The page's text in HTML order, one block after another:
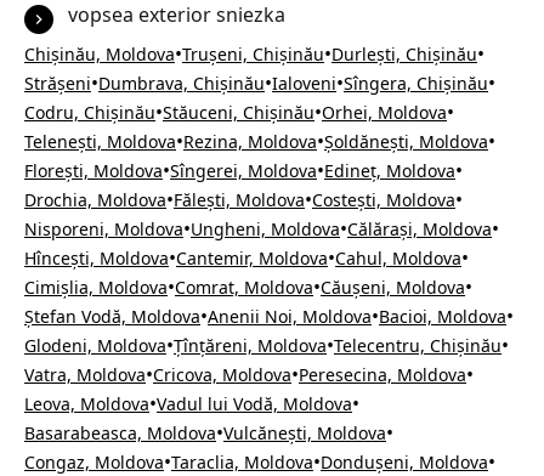
vopsea exterior sniezka
Chișinău, Moldova•Trușeni, Chișinău•Durlești, Chișinău•
Strășeni•Dumbrava, Chișinău•Ialoveni•Sîngera, Chișinău•
Codru, Chișinău•Stăuceni, Chișinău•Orhei, Moldova•
Telenești, Moldova•Rezina, Moldova•Șoldănești, Moldova•
Florești, Moldova•Sîngerei, Moldova•Edineț, Moldova•
Drochia, Moldova•Fălești, Moldova•Costești, Moldova•
Nisporeni, Moldova•Ungheni, Moldova•Călărași, Moldova•
Hîncești, Moldova•Cantemir, Moldova•Cahul, Moldova•
Cimișlia, Moldova•Comrat, Moldova•Căușeni, Moldova•
Ștefan Vodă, Moldova•Anenii Noi, Moldova•Bacioi, Moldova•
Glodeni, Moldova•Țînțăreni, Moldova•Telecentru, Chișinău•
Vatra, Moldova•Cricova, Moldova•Peresecina, Moldova•
Leova, Moldova•Vadul lui Vodă, Moldova•
Basarabeasca, Moldova•Vulcănești, Moldova•
Congaz, Moldova•Taraclia, Moldova•Dondușeni, Moldova•